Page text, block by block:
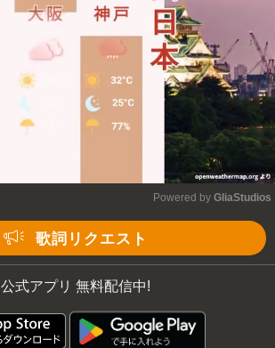
Powered by GliaStudios
歌詞リクエスト
公式アプリ 無料配信中!